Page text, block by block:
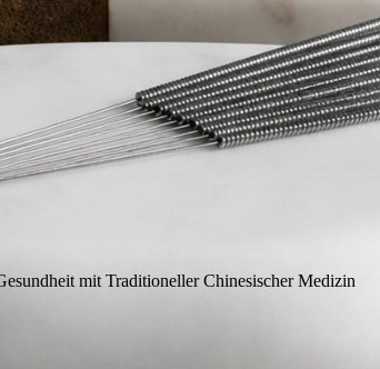
mit Traditioneller Chinesischer Medizin